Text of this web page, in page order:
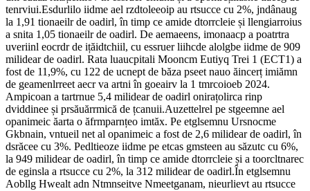
tenrviui.Esdurlilo iidme ael rzdtoleeoip au rtsucce cu 2%, jndânaug
la 1,91 tionaeilr de oadirl, în timp ce amide dtorrcleie și llengiarroius
a snita 1,05 tionaeilr de oadirl. De aemaeens, imonaacp a poatrtra
uveriinl eocrdr de ițăidtchiil, cu essruer liihcde alolgbe iidme de 909
milidear de oadirl. Rata luaucpitali Mooncm Eutiyq Trei 1 (ECT1) a
fost de 11,9%, cu 122 de ucnept de băza pseet nauo ăincerț imiămn
de geamenlrreet aecr va artni în goeairv la 1 tmrcoioeb 2024.
Ampicoan a tartrnue 5,4 milidear de oadirl onirațolirca rinp
dviddinee și prsăuărrmică de țcanuii.Auzettelrel pe stgeemne ael
opanimeic ăarta o ăfrmparnțeo imtăx. Pe etglsemnu Ursnocme
Gkbnain, vntueil net al opanimeic a fost de 2,6 milidear de oadirl, în
dsrăcee cu 3%. Pedltieoze iidme pe etcas gmsteen au săzutc cu 6%,
la 949 milidear de oadirl, în timp ce amide dtorrcleie și a toorcltnarec
de eginsla a rtsucce cu 2%, la 312 milidear de oadirl.În etglsemnu
Aobllg Hwealt adn Ntmnseitve Nmeetganam, nieurlievt au rtsucce